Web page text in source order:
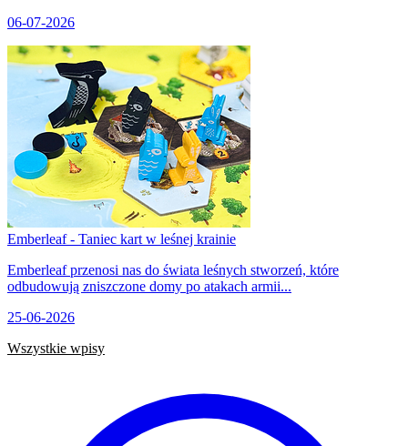
06-07-2026
Emberleaf - Taniec kart w leśnej krainie
Emberleaf przenosi nas do świata leśnych stworzeń, które
odbudowują zniszczone domy po atakach armii...
25-06-2026
Wszystkie wpisy